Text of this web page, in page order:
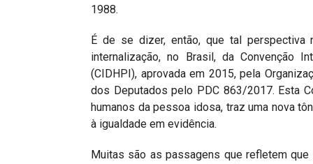
1988.
É de se dizer, então, que tal perspectiva
internalização, no Brasil, da Convenção
(CIDHPI), aprovada em 2015, pela
dos Deputados pelo PDC 863/2017. Esta
humanos da pessoa idosa, traz uma nova
à igualdade em evidência.
Muitas são as passagens que refletem